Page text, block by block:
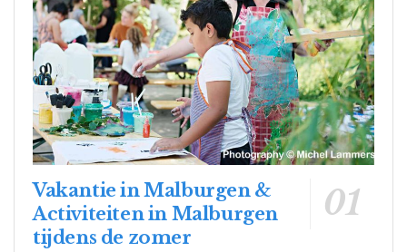
Vakantie in Malburgen &
Activiteiten in Malburgen
tijdens de zomer